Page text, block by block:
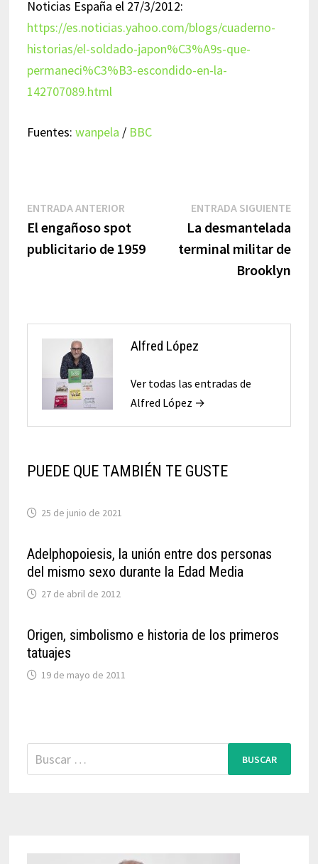
Noticias España el 27/3/2012:
https://es.noticias.yahoo.com/blogs/cuaderno-
historias/el-soldado-japon%C3%A9s-que-
permaneci%C3%B3-escondido-en-la-
142707089.html
Fuentes: wanpela / BBC
Navegación
de
entradas
ENTRADA ANTERIOREntrada
anterior:
El engañoso spot
publicitario de 1959
ENTRADA SIGUIENTE
La desmantelada
terminal militar de
Brooklyn
Alfred López
Ver todas las entradas de
Alfred López →
PUEDE QUE TAMBIÉN TE GUSTE
25 de junio de 2021
Adelphopoiesis, la unión entre dos personas
del mismo sexo durante la Edad Media
27 de abril de 2012
Origen, simbolismo e historia de los primeros
tatuajes
19 de mayo de 2011
Buscar: